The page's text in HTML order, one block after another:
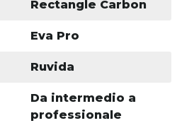
Rectangle Carbon
Eva Pro
Ruvida
Da intermedio a
professionale